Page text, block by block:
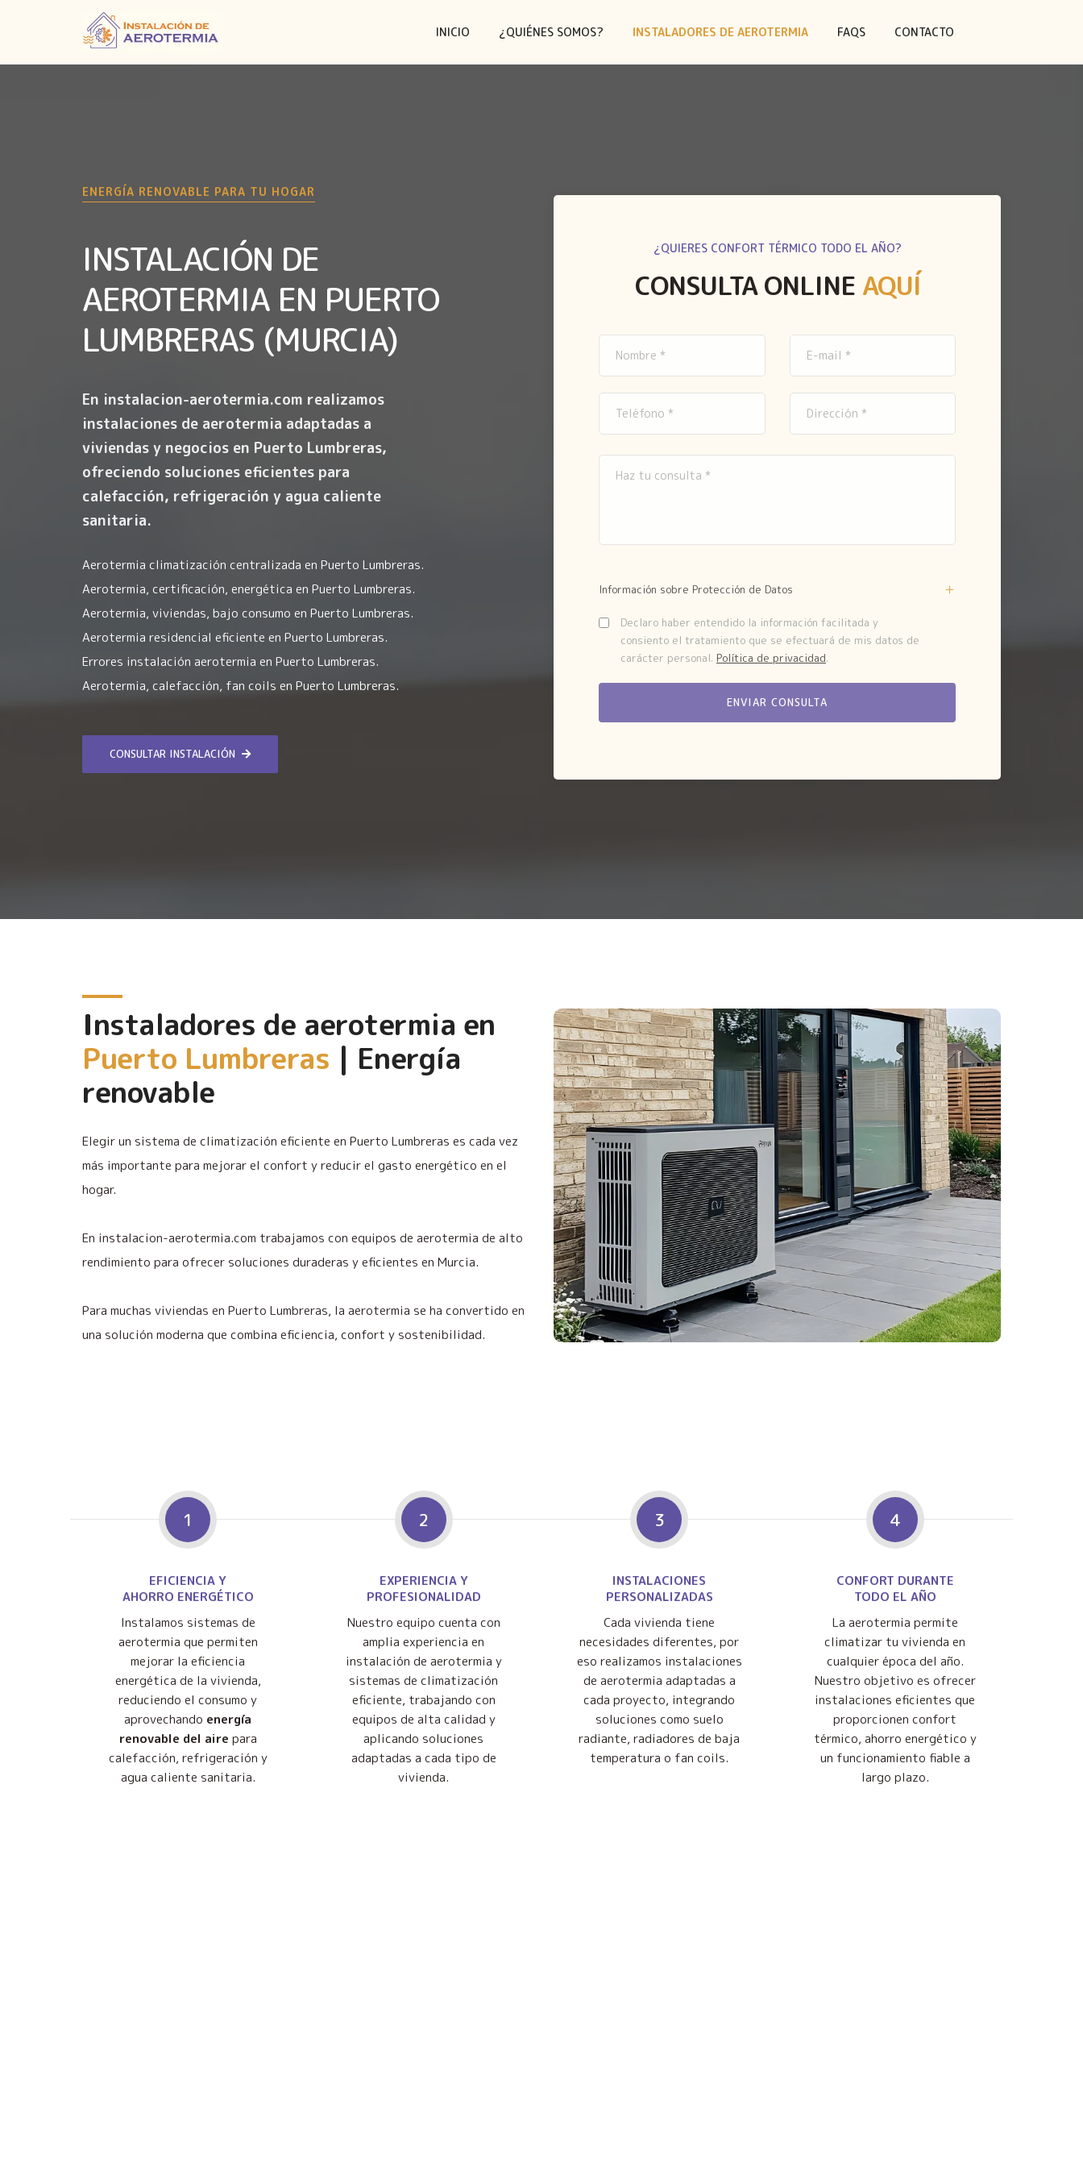
INICIO ¿QUIÉNES SOMOS? INSTALADORES DE AEROTERMIA FAQS CONTACTO
ENERGÍA RENOVABLE PARA TU HOGAR
INSTALACIÓN DE
AEROTERMIA EN PUERTO
LUMBRERAS (MURCIA)
En instalacion-aerotermia.com realizamos
instalaciones de aerotermia adaptadas a
viviendas y negocios en Puerto Lumbreras,
ofreciendo soluciones eficientes para
calefacción, refrigeración y agua caliente
sanitaria.
Aerotermia climatización centralizada en Puerto Lumbreras.
Aerotermia, certificación, energética en Puerto Lumbreras.
Aerotermia, viviendas, bajo consumo en Puerto Lumbreras.
Aerotermia residencial eficiente en Puerto Lumbreras.
Errores instalación aerotermia en Puerto Lumbreras.
Aerotermia, calefacción, fan coils en Puerto Lumbreras.
CONSULTAR INSTALACIÓN
¿QUIERES CONFORT TÉRMICO TODO EL AÑO?
CONSULTA ONLINE AQUÍ
Información sobre Protección de Datos
Declaro haber entendido la información facilitada y
consiento el tratamiento que se efectuará de mis datos de
carácter personal. Política de privacidad.
Instaladores de aerotermia en
Puerto Lumbreras | Energía
renovable
Elegir un sistema de climatización eficiente en Puerto Lumbreras es cada vez
más importante para mejorar el confort y reducir el gasto energético en el
hogar.
En instalacion-aerotermia.com trabajamos con equipos de aerotermia de alto
rendimiento para ofrecer soluciones duraderas y eficientes en Murcia.
Para muchas viviendas en Puerto Lumbreras, la aerotermia se ha convertido en
una solución moderna que combina eficiencia, confort y sostenibilidad.
1
EFICIENCIA Y
AHORRO ENERGÉTICO
Instalamos sistemas de
aerotermia que permiten
mejorar la eficiencia
energética de la vivienda,
reduciendo el consumo y
aprovechando energía
renovable del aire para
calefacción, refrigeración y
agua caliente sanitaria.
2
EXPERIENCIA Y
PROFESIONALIDAD
Nuestro equipo cuenta con
amplia experiencia en
instalación de aerotermia y
sistemas de climatización
eficiente, trabajando con
equipos de alta calidad y
aplicando soluciones
adaptadas a cada tipo de
vivienda.
3
INSTALACIONES
PERSONALIZADAS
Cada vivienda tiene
necesidades diferentes, por
eso realizamos instalaciones
de aerotermia adaptadas a
cada proyecto, integrando
soluciones como suelo
radiante, radiadores de baja
temperatura o fan coils.
4
CONFORT DURANTE
TODO EL AÑO
La aerotermia permite
climatizar tu vivienda en
cualquier época del año.
Nuestro objetivo es ofrecer
instalaciones eficientes que
proporcionen confort
térmico, ahorro energético y
un funcionamiento fiable a
largo plazo.